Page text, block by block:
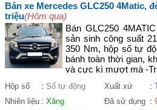
Bán xe Mercedes GLC250 4Matic,
triệu(Hôm qua)
Bán GLC250
sản sinh công suất
350 Nm, hộp số tự
bánh toàn thời gian,
và cực kì mượt mà -
Hộp số : Số tự động Xuất xứ :
Nhiên liệu : Xăng Đã sử dụng :